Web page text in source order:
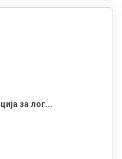
за лог...